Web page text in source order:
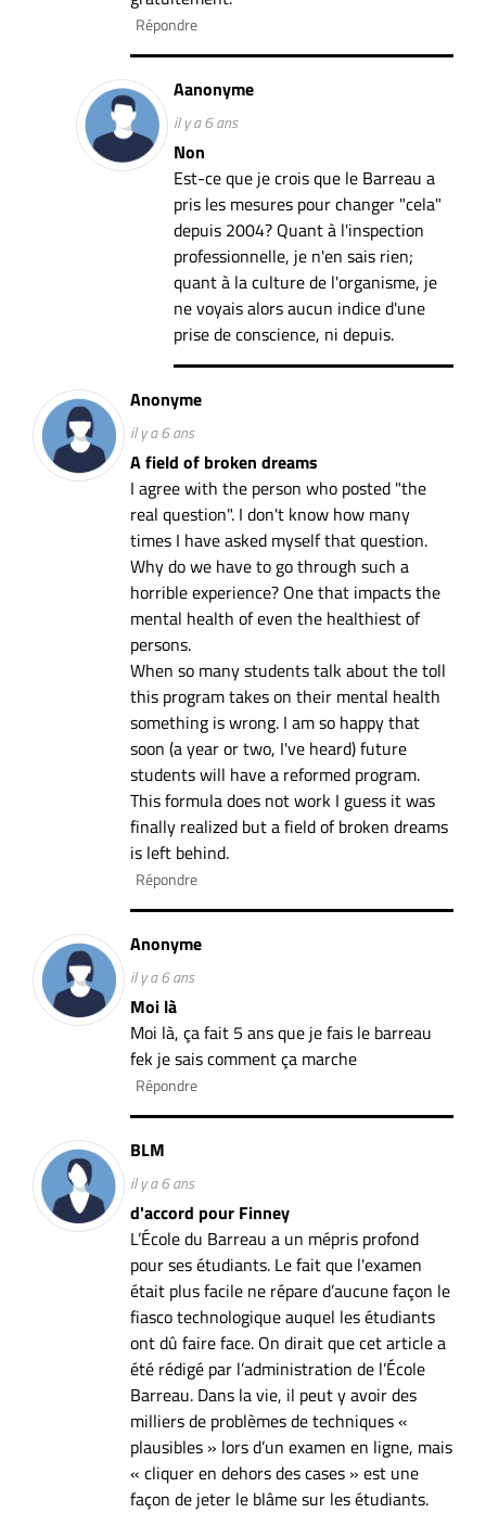
Répondre
Aanonyme
il y a 6 ans
Non
Est-ce que je crois que le Barreau a
pris les mesures pour changer "cela"
depuis 2004? Quant à l'inspection
professionnelle, je n'en sais rien;
quant à la culture de l'organisme, je
ne voyais alors aucun indice d'une
prise de conscience, ni depuis.
Anonyme
il y a 6 ans
A field of broken dreams
I agree with the person who posted "the
real question". I don't know how many
times I have asked myself that question.
Why do we have to go through such a
horrible experience? One that impacts the
mental health of even the healthiest of
persons.
When so many students talk about the toll
this program takes on their mental health
something is wrong. I am so happy that
soon (a year or two, I've heard) future
students will have a reformed program.
This formula does not work I guess it was
finally realized but a field of broken dreams
is left behind.
Répondre
Anonyme
il y a 6 ans
Moi là
Moi là, ça fait 5 ans que je fais le barreau
fek je sais comment ça marche
Répondre
BLM
il y a 6 ans
d'accord pour Finney
L’École du Barreau a un mépris profond
pour ses étudiants. Le fait que l'examen
était plus facile ne répare d’aucune façon le
fiasco technologique auquel les étudiants
ont dû faire face. On dirait que cet article a
été rédigé par l’administration de l’École
Barreau. Dans la vie, il peut y avoir des
milliers de problèmes de techniques «
plausibles » lors d’un examen en ligne, mais
« cliquer en dehors des cases » est une
façon de jeter le blâme sur les étudiants.